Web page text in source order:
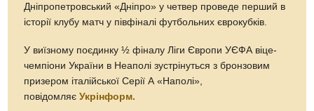
Дніпропетровський «Дніпро» у четвер проведе перший в
історії клубу матч у півфіналі футбольних єврокубків.
У виїзному поєдинку ½ фіналу Ліги Європи УЄФА віце-
чемпіони України в Неаполі зустрінуться з бронзовим
призером італійської Серії А «Наполі»,
повідомляєУкрінформ.